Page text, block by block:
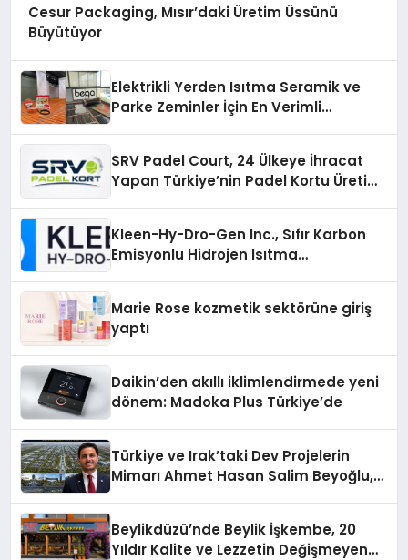
Cesur Packaging, Mısır’daki Üretim Üssünü
Büyütüyor
Elektrikli Yerden Isıtma Seramik ve
Parke Zeminler İçin En Verimli
SRV Padel Court, 24 Ülkeye İhracat
Yapan Türkiye’nin Padel Kortu Üretim
Kleen-Hy-Dro-Gen Inc., Sıfır Karbon
Emisyonlu Hidrojen Isıtma
Marie Rose kozmetik sektörüne giriş
yaptı
Daikin’den akıllı iklimlendirmede yeni
dönem: Madoka Plus Türkiye’de
Türkiye ve Irak’taki Dev Projelerin
Mimarı Ahmet Hasan Salim Beyoğlu,
Hayata Geçirecek
Beylikdüzü’nde Beylik İşkembe, 20
Yıldır Kalite ve Lezzetin Değişmeyen